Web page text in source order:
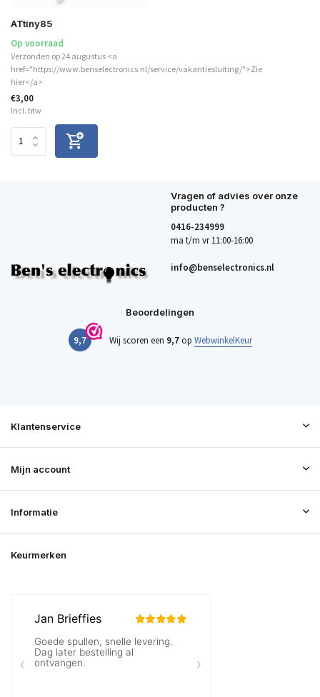
ATtiny85
Op voorraad
Verzonden op 24 augustus <a
href="https://www.benselectronics.nl/service/vakantiesluiting/">Zie
hier</a>
€3,00
Incl. btw
Vragen of advies over onze
producten ?
0416-234999
ma t/m vr 11:00-16:00
info@benselectronics.nl
Beoordelingen
9,7 Wij scoren een 9,7op WebwinkelKeur
Klantenservice
Mijn account
Informatie
Keurmerken